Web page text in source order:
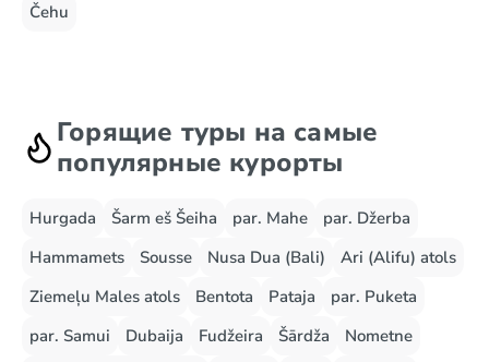
Čehu
Горящие туры на самые
популярные курорты
Hurgada Šarm eš Šeiha par. Mahe
par. Džerba
Hammamets
Sousse Nusa Dua (Bali)
Ari (Alifu) atols
Ziemeļu Males atols
Bentota Pataja
par. Puketa
par. Samui
Dubaija Fudžeira Šārdža
Nometne